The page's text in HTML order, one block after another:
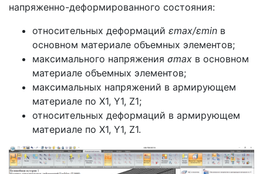
напряженно-деформированного состояния:
относительных деформаций εmax/εmin в
основном материале объемных элементов;
максимального напряжения σmax в основном
материале объемных элементов;
максимальных напряжений в армирующем
материале по X1, Y1, Z1;
относительных деформаций в армирующем
материале по X1, Y1, Z1.